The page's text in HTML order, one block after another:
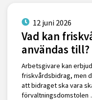
12 juni 2026
Vad kan
användas till?
Arbetsgivare kan
friskvårdsbidrag, men
att bidraget ska vara
förvaltningsdomstolen